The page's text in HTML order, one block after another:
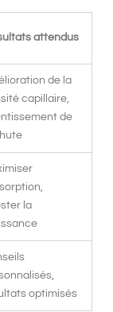
attendus
de la
capillaire,
de
la
optimisés